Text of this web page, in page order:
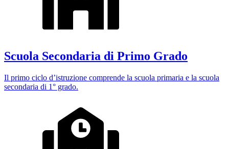
Scuola Secondaria di Primo Grado
Il primo ciclo d’istruzione comprende la scuola primaria e la scuola
secondaria di 1° grado.